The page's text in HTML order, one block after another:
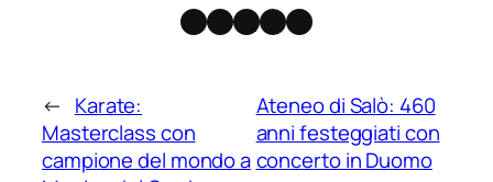
Facebook
Instagram
X Threads
Telegram
← Karate:
Masterclass con
campione del mondo a
Ateneo di Salò: 460
anni festeggiati con
concerto in Duomo